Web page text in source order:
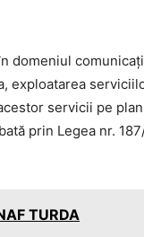
domeniul
exploatarea
servicii pe
prin Legea nr.
TURDA